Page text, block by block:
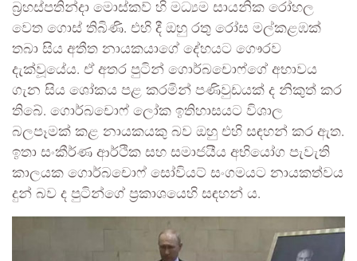
බ්‍රහස්පතින්දා මොස්කව් හි මධ්‍යම සායනික රෝහල
වෙත ගොස් තිබිණි. එහි දී ඔහු රතු රෝස මල්කළඹක්
තබා සිය අතීත නායකයාගේ දේහයට ගෞරව
දැක්වූයේය. ඒ අතර පුටින් ගොර්බචොෆ්ගේ අභාවය
ගැන සිය ශෝකය පළ කරමින් පණිවුඩයක් ද නිකුත් කර
තිබේ. ගොර්බචොෆ් ලෝක ඉතිහාසයට විශාල
බලපෑමක් කළ නායකයකු බව ඔහු එහි සඳහන් කර ඇත.
ඉතා සංකීර්ණ ආර්ථික සහ සමාජයීය අභියෝග පැවැති
කාලයක ගොර්බචොෆ් සෝවියට් සංගමයට නායකත්වය
දුන් බව ද පුටින්ගේ ප්‍රකාශයෙහි සඳහන් ය.